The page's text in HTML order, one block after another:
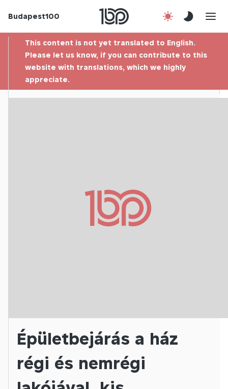
Budapest100
Contact
This content is not yet translated to English.
Please let us know, if you can contribute to this
website with translations, which we highly
appreciate.
Épületbejárás a ház
régi és nemrégi